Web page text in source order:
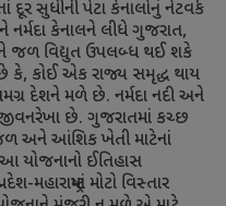
દૂર સુધીની પેટા કેનાલોનું નેટવર્ક
કેનાલને લીધે ગુજરાત,
જળ વિદ્યુત ઉપલબ્ધ થઈ શકે
કે, કોઈ એક રાજ્ય સમૃદ્ધ થાય
દેશને મળે છે. નર્મદા નદી અને
છે. ગુજરાતમાં કચ્છ
અને આંશિક ખેતી માટેનાં
યોજનાનો ઈતિહાસ
મોટો વિસ્તાર